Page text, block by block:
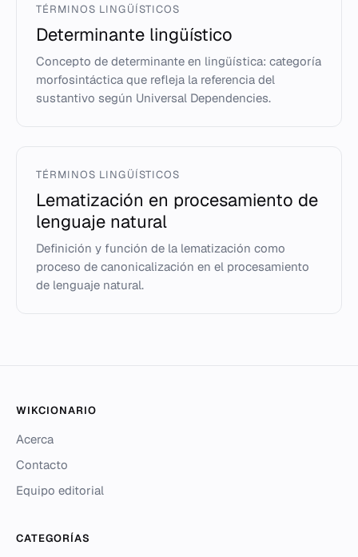
TÉRMINOS LINGÜÍSTICOS
Determinante lingüístico
Concepto de determinante en lingüística: categoría
morfosintáctica que refleja la referencia del
sustantivo según Universal Dependencies.
TÉRMINOS LINGÜÍSTICOS
Lematización en procesamiento de
lenguaje natural
Definición y función de la lematización como
proceso de canonicalización en el procesamiento
de lenguaje natural.
WIKCIONARIO
Acerca
Contacto
Equipo editorial
CATEGORÍAS